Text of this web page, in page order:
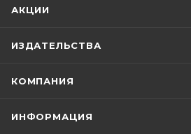
АКЦИИ
ИЗДАТЕЛЬСТВА
КОМПАНИЯ
ИНФОРМАЦИЯ